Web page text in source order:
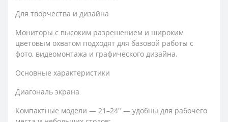
Для творчества и дизайна
Мониторы с высоким разрешением и широким
цветовым охватом подходят для базовой работы с
фото, видеомонтажа и графического дизайна.
Основные характеристики
Диагональ экрана
Компактные модели — 21–24" — удобны для рабочего